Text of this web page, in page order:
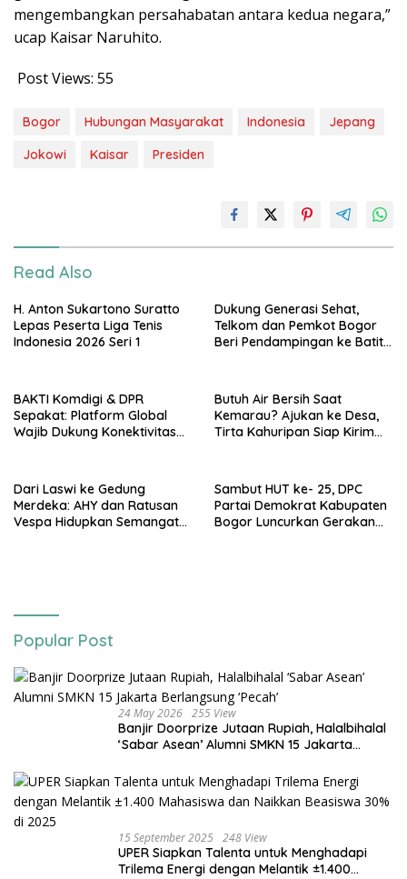
mengembangkan persahabatan antara kedua negara,”
ucap Kaisar Naruhito.
Post Views: 55
Bogor Hubungan Masyarakat Indonesia
Jepang
Jokowi
Kaisar Presiden
Read Also
H. Anton Sukartono Suratto
Lepas Peserta Liga Tenis
Indonesia 2026 Seri 1
Dukung Generasi Sehat,
Telkom dan Pemkot Bogor
Beri Pendampingan ke Batita
BAKTI Komdigi & DPR
Sepakat: Platform Global
Wajib Dukung Konektivitas
Butuh Air Bersih Saat
Kemarau? Ajukan ke Desa,
Tirta Kahuripan Siap Kirim
Dari Laswi ke Gedung
Merdeka: AHY dan Ratusan
Vespa Hidupkan Semangat
Sambut HUT ke- 25, DPC
Partai Demokrat Kabupaten
Bogor Luncurkan Gerakan
Popular Post
24 May 2026 255 View
Banjir Doorprize Jutaan Rupiah, Halalbihalal
‘Sabar Asean’ Alumni SMKN 15 Jakarta
15 September 2025 248 View
UPER Siapkan Talenta untuk Menghadapi
Trilema Energi dengan Melantik ±1.400